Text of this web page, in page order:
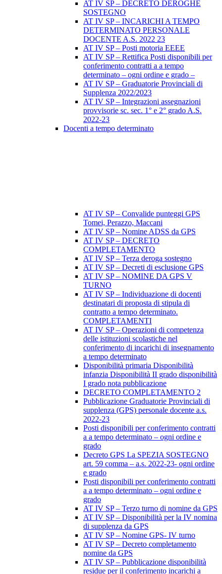
AT IV SP – DECRETO DEROGHE
SOSTEGNO
AT IV SP – INCARICHI A TEMPO
DETERMINATO PERSONALE
DOCENTE A.S. 2022 23
AT IV SP – Posti motoria EEEE
AT IV SP – Rettifica Posti disponibili per
conferimento contratti a a tempo
determinato – ogni ordine e grado –
AT IV SP – Graduatorie Provinciali di
Supplenza 2022/2023
AT IV SP – Integrazioni assegnazioni
provvisorie sc. sec. 1° e 2° grado A.S.
2022-23
Docenti a tempo determinato
AT IV SP – Convalide punteggi GPS
Tomei, Perazzo, Maccani
AT IV SP – Nomine ADSS da GPS
AT IV SP – DECRETO
COMPLETAMENTO
AT IV SP – Terza deroga sostegno
AT IV SP – Decreti di esclusione GPS
AT IV SP – NOMINE DA GPS V
TURNO
AT IV SP – Individuazione di docenti
destinatari di proposta di stipula di
contratto a tempo determinato.
COMPLETAMENTI
AT IV SP – Operazioni di competenza
delle istituzioni scolastiche nel
conferimento di incarichi di insegnamento
a tempo determinato
Disponibilità primaria Disponibilità
infanzia Disponibilità II grado disponibilità
I grado nota pubblicazione
DECRETO COMPLETAMENTO 2
Pubblicazione Graduatorie Provinciali di
supplenza (GPS) personale docente a.s.
2022-23
Posti disponibili per conferimento contratti
a a tempo determinato – ogni ordine e
grado
Decreto GPS La SPEZIA SOSTEGNO
art. 59 comma – a.s. 2022-23- ogni ordine
e grado
Posti disponibili per conferimento contratti
a a tempo determinato – ogni ordine e
grado
AT IV SP – Terzo turno di nomine da GPS
AT IV SP – Disponibilità per la IV nomina
di supplenza da GPS
AT IV SP – Nomine GPS- IV turno
AT IV SP – Decreto completamento
nomine da GPS
AT IV SP – Pubblicazione disponibilità
residue per il conferimento incarichi a